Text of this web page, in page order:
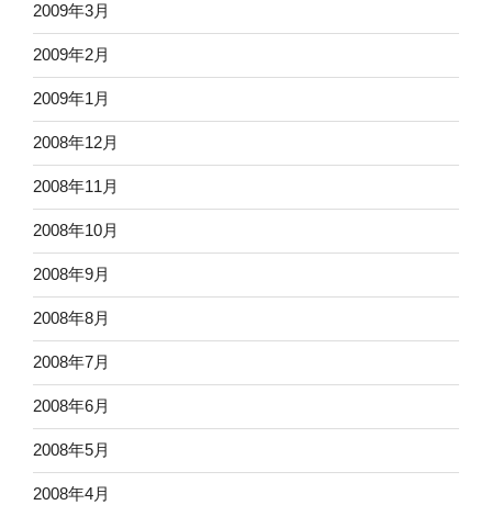
2009年3月
2009年2月
2009年1月
2008年12月
2008年11月
2008年10月
2008年9月
2008年8月
2008年7月
2008年6月
2008年5月
2008年4月